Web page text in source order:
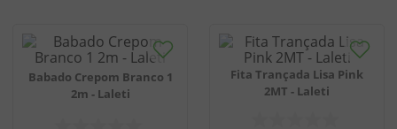
Babado Crepom Branco 1
2m - Laleti
Fita Trançada Lisa Pink
2MT - Laleti